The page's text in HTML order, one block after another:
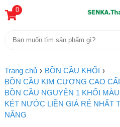
0
Trang chủ
BỒN CẦU KHỐI
BỒN CẦU KIM CƯƠNG CAO
BỒN CẦU NGUYÊN 1 KHỐI
KÉT NƯỚC LIỀN GIÁ RẺ NHẤT
NẴNG